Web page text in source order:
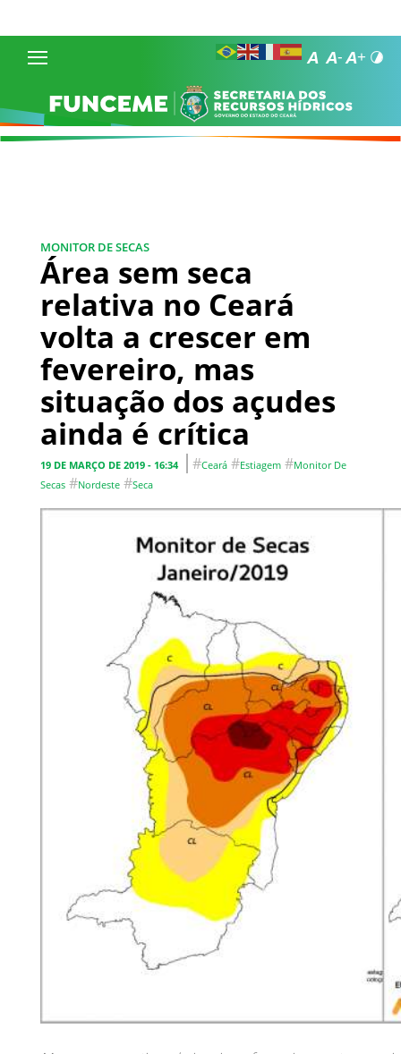
MONITOR DE SECAS
Área sem seca
relativa no Ceará
volta a crescer em
fevereiro, mas
situação dos açudes
ainda é crítica
19 DE MARÇO DE 2019 - 16:34 #Ceará #Estiagem #Monitor De
Secas #Nordeste #Seca